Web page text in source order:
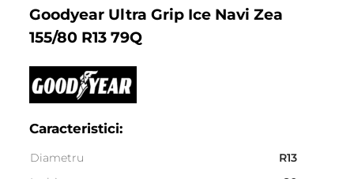
Goodyear Ultra Grip Ice Navi Zea
155/80 R13 79Q
Caracteristici:
Diametru
R13